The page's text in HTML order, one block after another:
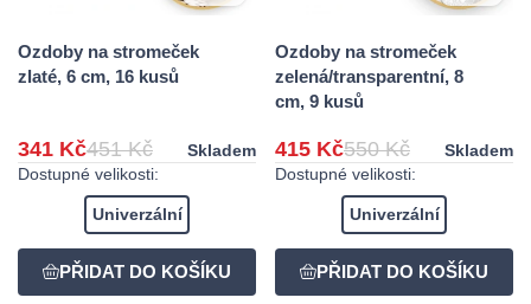
Ozdoby na stromeček
zlaté, 6 cm, 16 kusů
341 Kč451 Kč
Skladem
Dostupné velikosti:
Univerzální
Ozdoby na stromeček
zelená/transparentní, 8
cm, 9 kusů
415 Kč550 Kč
Skladem
Dostupné velikosti:
Univerzální